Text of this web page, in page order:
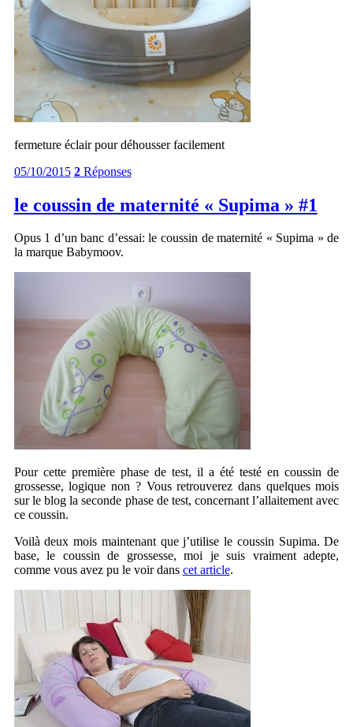
fermeture éclair pour déhousser facilement
05/10/2015 2Réponses
le coussin de maternité « Supima » #1
Opus 1 d’un banc d’essai: le coussin de maternité « Supima » de
la marque Babymoov.
Pour cette première phase de test, il a été testé en coussin de
grossesse, logique non ? Vous retrouverez dans quelques mois
sur le blog la seconde phase de test, concernant l’allaitement avec
ce coussin.
Voilà deux mois maintenant que j’utilise le coussin Supima. De
base, le coussin de grossesse, moi je suis vraiment adepte,
comme vous avez pu le voir dans cet article.